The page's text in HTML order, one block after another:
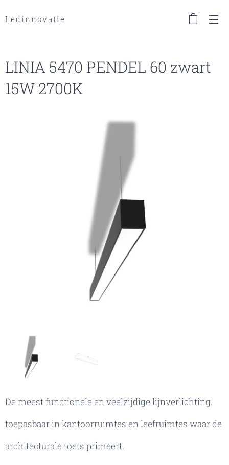
Ledinnovatie
LINIA 5470 PENDEL 60 zwart
15W 2700K
De meest functionele en veelzijdige lijnverlichting.
toepasbaar in kantoorruimtes en leefruimtes waar de
architecturale toets primeert.